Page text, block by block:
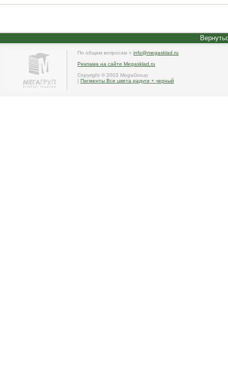
По общим вопросам » info@megasklad.ru
Реклама на сайте Megasklad.ru
Copyright © 2003 MegaGroup
| Пигменты Все цвета радуги + черный